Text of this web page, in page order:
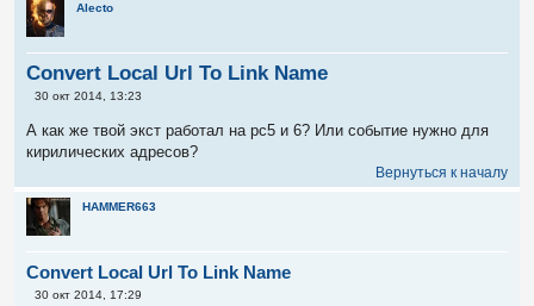
Alecto
Convert Local Url To Link Name
С
б
щ
е
30 окт 2014, 13:23
А как же твой экст работал на рс5 и 6? Или событие нужно для
кирилических адресов?
Вернуться к началу
HAMMER663
Convert Local Url To Link Name
С
30 окт 2014, 17:29